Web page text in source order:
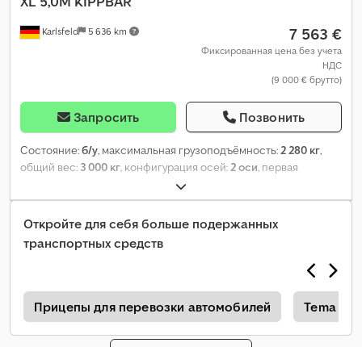
Karlsfeld 5 636 km 7 563 €
Фиксированная цена без учета
НДС
(9 000 € брутто)
Запросить Позвонить
Состояние:б/у, максимальная грузоподъёмность:2 280 кг,
общий вес: 3 000 кг, конфигурация осей:2 оси, первая
, длина грузового отсека:
общая ширина:2 090 мм, Год выпуска:2026,
Откройте для себя больше подержанных
транспортных средств
Прицепы для перевозки автомобилей Tema